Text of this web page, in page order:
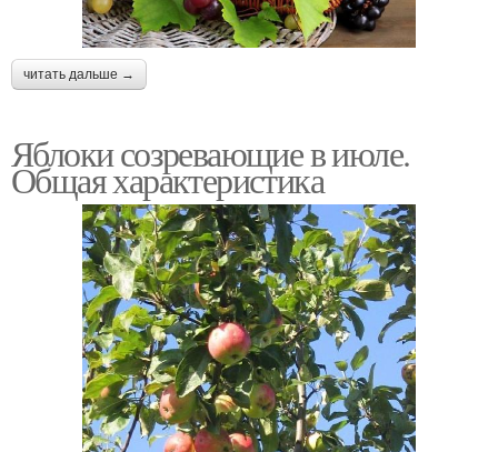
читать дальше →
Яблоки созревающие в июле.
Общая характеристика